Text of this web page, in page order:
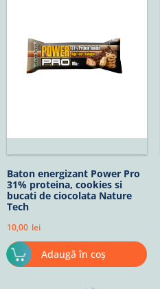
Baton energizant Power Pro
31% proteina, cookies si
bucati de ciocolata Nature
Tech
10,00 lei
Adaugă în coș